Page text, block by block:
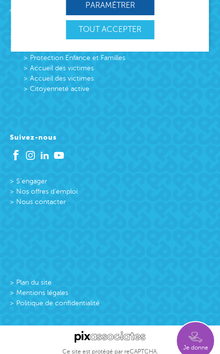
Je donne
Acteur de lien social
Protection Enfance et Familles
Accueil des victimes
Accueil des victimes
Citoyenneté active
Suivez-nous
S’engager
Nos offres d’emploi
Nous contacter
Plan du site
Mentions légales
Politique de confidentialité
Ce site est protégé par reCAPTCHA.
TOUT ACCEPTER
PARAMÉTRER